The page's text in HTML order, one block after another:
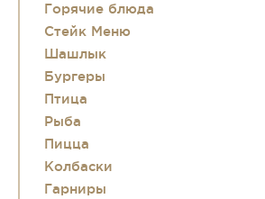
Горячие блюда
Стейк Меню
Шашлык
Бургеры
Птица
Рыба
Пицца
Колбаски
Гарниры